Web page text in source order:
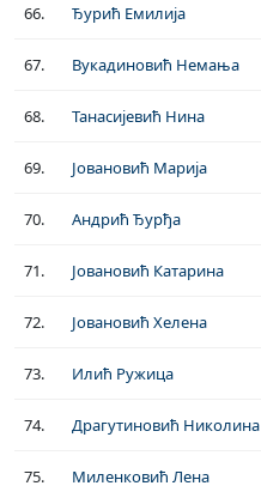
66. Ђурић Емилија
67. Вукадиновић Немања
68. Танасијевић Нина
69. Јовановић Марија
70. Андрић Ђурђа
71. Јовановић Катарина
72. Јовановић Хелена
73. Илић Ружица
74. Драгутиновић Николина
75. Миленковић Лена